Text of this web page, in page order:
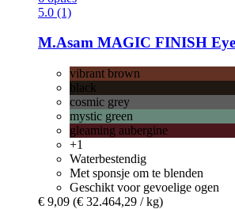
5.0 (1)
M.Asam MAGIC FINISH
vibrant brown
black
cosmic grey
mystic green
gleaming aubergine
+1
Waterbestendig
Met sponsje om te blenden
Geschikt voor gevoelige ogen
€ 9,09 (€ 32.464,29 / kg)